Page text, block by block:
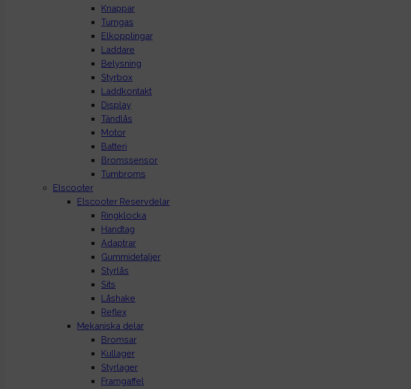
Knappar
Tumgas
Elkopplingar
Laddare
Belysning
Styrbox
Laddkontakt
Display
Tändlås
Motor
Batteri
Bromssensor
Tumbroms
Elscooter
Elscooter Reservdelar
Ringklocka
Handtag
Adaptrar
Gummidetaljer
Styrlås
Sits
Låshake
Reflex
Mekaniska delar
Bromsar
Kullager
Styrlager
Framgaffel